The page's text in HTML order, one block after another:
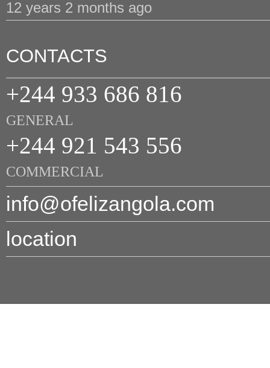
12 years 2 months ago
CONTACTS
+244 933 686 816
GENERAL
+244 921 543 556
COMMERCIAL
info@ofelizangola.com
location